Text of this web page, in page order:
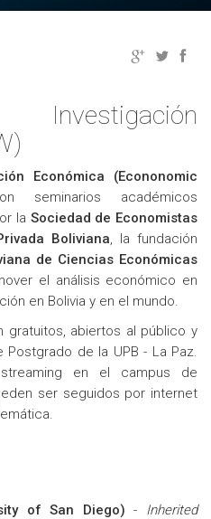
Económica (Econonomic
seminarios académicos
la Sociedad de Economistas
Boliviana, la fundación
de Ciencias Económicas
el análisis económico en
en Bolivia y en el mundo.
gratuitos, abiertos al público y
de la UPB - La Paz.
en el campus de
ser seguidos por internet
of San Diego) - Inherited